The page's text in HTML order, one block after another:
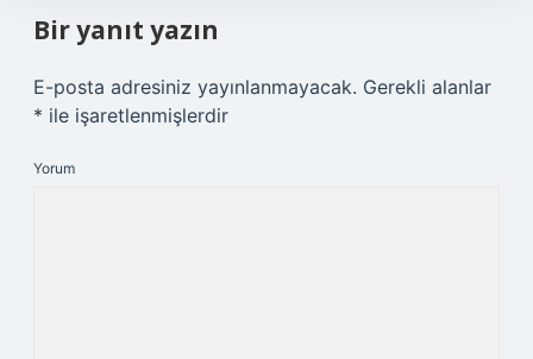
Bir yanıt yazın
E-posta adresiniz yayınlanmayacak. Gerekli alanlar
* ile işaretlenmişlerdir
Yorum